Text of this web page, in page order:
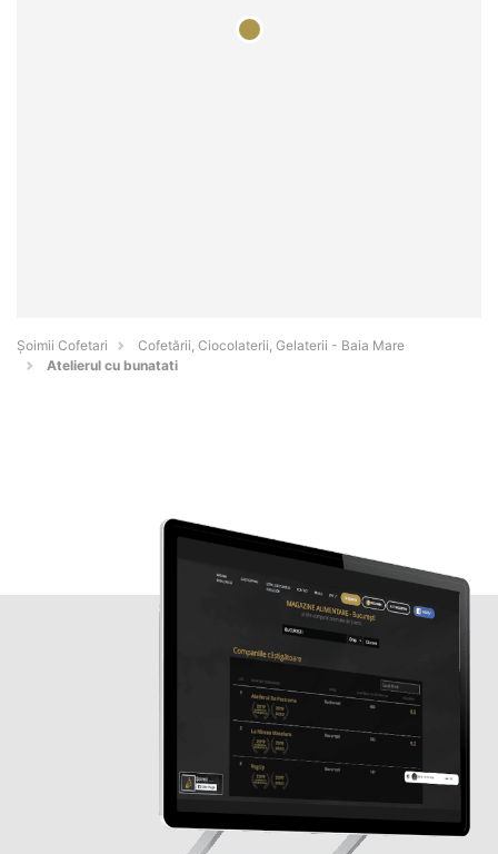
Șoimii Cofetari
Cofetării, Ciocolaterii, Gelaterii - Baia Mare
Atelierul cu bunatati